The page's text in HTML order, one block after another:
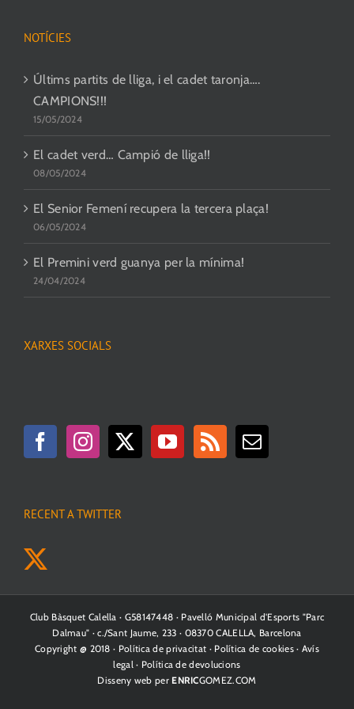
NOTÍCIES
Últims partits de lliga, i el cadet taronja….
CAMPIONS!!!
15/05/2024
El cadet verd… Campió de lliga!!
08/05/2024
El Senior Femení recupera la tercera plaça!
06/05/2024
El Premini verd guanya per la mínima!
24/04/2024
XARXES SOCIALS
RECENT A TWITTER
Club Bàsquet Calella · G58147448 · Pavelló Municipal d'Esports "Parc
Dalmau" · c./Sant Jaume, 233 · 08370 CALELLA, Barcelona
Copyright @ 2018 · Política de privacitat · Política de cookies· Avís
legal· Política de devolucions
Disseny web per ENRICGOMEZ.COM